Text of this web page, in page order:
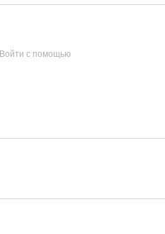
Войти с помощью